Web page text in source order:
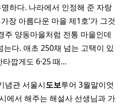
명하다. 나라에서 인정해 준 자랑
장 아름다운 마을 제1호’가 그것
주 양동마을처럼 전통 마을인데
다. 애초 250채 넘는 고택이 있
타깝게도 6·25 때…
념관 서울시도보투어 3월말이엇
에서 해주는 해설사 선생님과 가